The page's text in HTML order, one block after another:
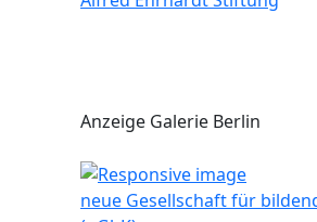
Anzeige Galerie Berlin
neue Gesellschaft für